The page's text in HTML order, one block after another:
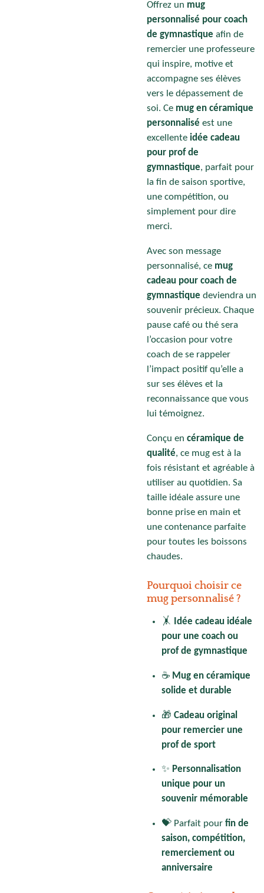
Offrez un mug
personnalisé pour coach
de gymnastique afin de
remercier une professeure
qui inspire, motive et
accompagne ses élèves
vers le dépassement de
soi. Ce mug en céramique
personnalisé est une
excellente idée cadeau
pour prof de
gymnastique, parfait pour
la fin de saison sportive,
une compétition, ou
simplement pour dire
merci.
Avec son message
personnalisé, ce mug
cadeau pour coach de
gymnastique deviendra un
souvenir précieux. Chaque
pause café ou thé sera
l’occasion pour votre
coach de se rappeler
l’impact positif qu’elle a
sur ses élèves et la
reconnaissance que vous
lui témoignez.
Conçu en céramique de
qualité, ce mug est à la
fois résistant et agréable à
utiliser au quotidien. Sa
taille idéale assure une
bonne prise en main et
une contenance parfaite
pour toutes les boissons
chaudes.
Pourquoi choisir ce
mug personnalisé ?
🤸 Idée cadeau idéale
pour une coach ou
prof de gymnastique
☕ Mug en céramique
solide et durable
🎁 Cadeau original
pour remercier une
prof de sport
✨ Personnalisation
unique pour un
souvenir mémorable
💝 Parfait pour fin de
saison, compétition,
remerciement ou
anniversaire